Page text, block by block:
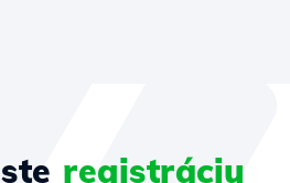
registráciu